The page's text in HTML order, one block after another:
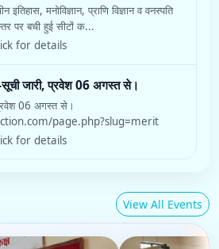
इतिहास, मनोविज्ञान, प्राणि विज्ञान व वनस्पति
पर बची हुई सीटों क...
for details
सूची जारी, प्रवेश 06 अगस्त से।
06 अगस्त से।
page.php?slug=merit
for details
View All Events